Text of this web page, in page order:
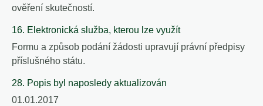
ověření skutečností.
16. Elektronická služba, kterou lze využít
Formu a způsob podání žádosti upravují právní předpisy
příslušného státu.
28. Popis byl naposledy aktualizován
01.01.2017